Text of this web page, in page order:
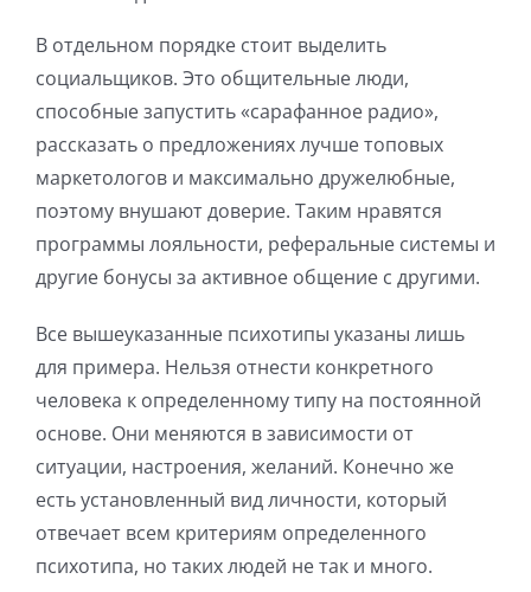
В отдельном порядке стоит выделить
социальщиков. Это общительные люди,
способные запустить «сарафанное радио»,
рассказать о предложениях лучше топовых
маркетологов и максимально дружелюбные,
поэтому внушают доверие. Таким нравятся
программы лояльности, реферальные системы и
другие бонусы за активное общение с другими.
Все вышеуказанные психотипы указаны лишь
для примера. Нельзя отнести конкретного
человека к определенному типу на постоянной
основе. Они меняются в зависимости от
ситуации, настроения, желаний. Конечно же
есть установленный вид личности, который
отвечает всем критериям определенного
психотипа, но таких людей не так и много.